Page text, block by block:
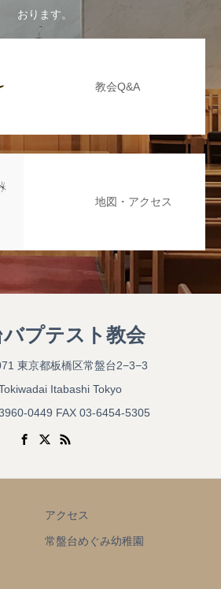
おります。
教会Q&A
地図・アクセス
バプテスト教会
東京都板橋区常盤台2−3−3
Itabashi Tokyo
0449 FAX 03-6454-5305
アクセス
常盤台めぐみ幼稚園